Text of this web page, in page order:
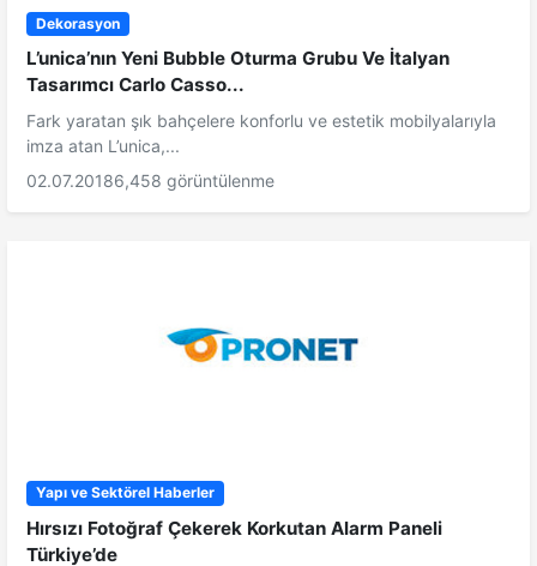
Dekorasyon
L’unica’nın Yeni Bubble Oturma Grubu Ve İtalyan
Tasarımcı Carlo Casso...
Fark yaratan şık bahçelere konforlu ve estetik mobilyalarıyla
imza atan L’unica,...
02.07.20186,458 görüntülenme
Yapı ve Sektörel Haberler
Hırsızı Fotoğraf Çekerek Korkutan Alarm Paneli
Türkiye’de